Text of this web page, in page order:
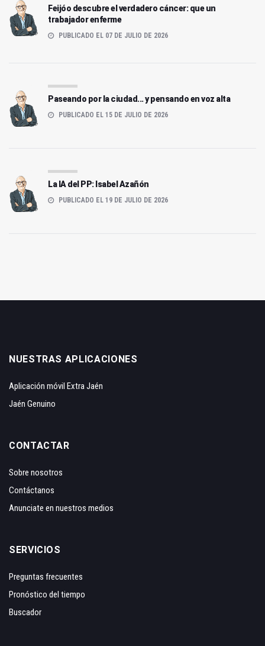
Feijóo descubre el verdadero cáncer: que un
trabajador enferme
PUBLICADO EL 07 DE JULIO DE 2026
Paseando por la ciudad... y pensando en voz alta
PUBLICADO EL 15 DE JULIO DE 2026
La IA del PP: Isabel Azañón
PUBLICADO EL 19 DE JULIO DE 2026
NUESTRAS APLICACIONES
Aplicación móvil Extra Jaén
Jaén Genuino
CONTACTAR
Sobre nosotros
Contáctanos
Anunciate en nuestros medios
SERVICIOS
Preguntas frecuentes
Pronóstico del tiempo
Buscador